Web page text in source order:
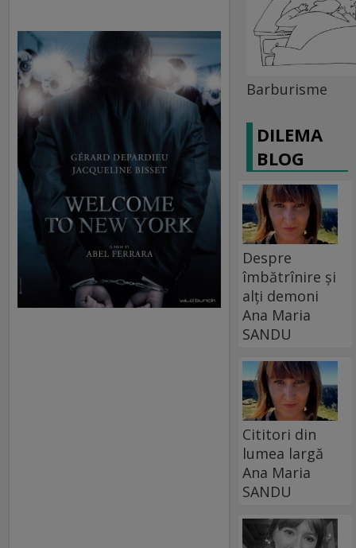
Barburisme
DILEMA
BLOG
Despre
îmbătrînire și
alți demoni
Ana Maria
SANDU
Cititori din
lumea largă
Ana Maria
SANDU